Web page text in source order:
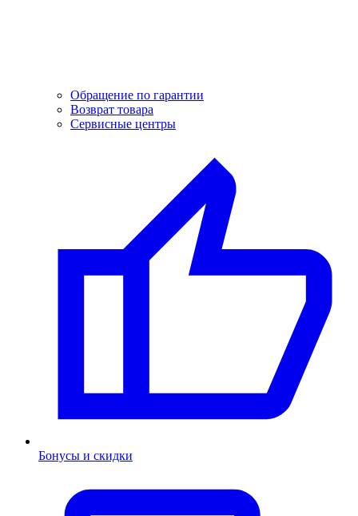
Обращение по гарантии
Возврат товара
Сервисные центры
Бонусы и скидки